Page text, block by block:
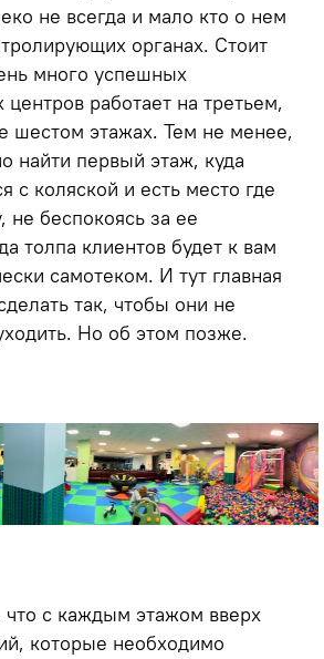
не всегда и мало кто о нем
органах. Стоит
много успешных
центров работает на третьем,
шестом этажах. Тем не менее,
найти первый этаж, куда
с коляской и есть место где
не беспокоясь за ее
толпа клиентов будет к вам
самотеком. И тут главная
так, чтобы они не
Но об этом позже.
с каждым этажом вверх
которые необходимо